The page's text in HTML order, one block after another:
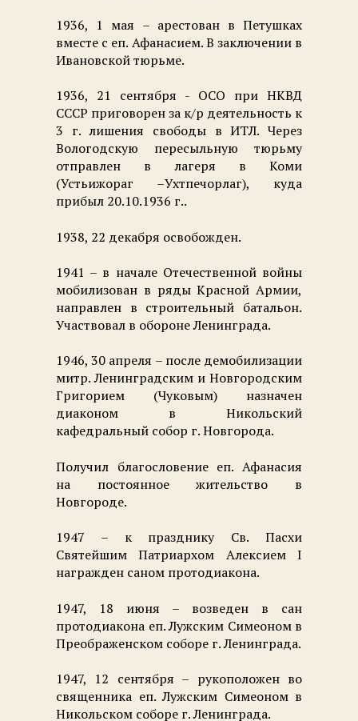
1936, 1 мая – арестован в Петушках
вместе с еп. Афанасием. В заключении в
Ивановской тюрьме.
1936, 21 сентября - ОСО при НКВД
СССР приговорен за к/р деятельность к
3 г. лишения свободы в ИТЛ. Через
Вологодскую пересыльную тюрьму
отправлен в лагеря в Коми
(Устьижораг –Ухтпечорлаг), куда
прибыл 20.10.1936 г..
1938, 22 декабря освобожден.
1941 – в начале Отечественной войны
мобилизован в ряды Красной Армии,
направлен в строительный батальон.
Участвовал в обороне Ленинграда.
1946, 30 апреля – после демобилизации
митр. Ленинградским и Новгородским
Григорием (Чуковым) назначен
диаконом в Никольский
кафедральный собор г. Новгорода.
Получил благословение еп. Афанасия
на постоянное жительство в
Новгороде.
1947 – к празднику Св. Пасхи
Святейшим Патриархом Алексием I
награжден саном протодиакона.
1947, 18 июня – возведен в сан
протодиакона еп. Лужским Симеоном в
Преображенском соборе г. Ленинграда.
1947, 12 сентября – рукоположен во
священника еп. Лужским Симеоном в
Никольском соборе г. Ленинграда.